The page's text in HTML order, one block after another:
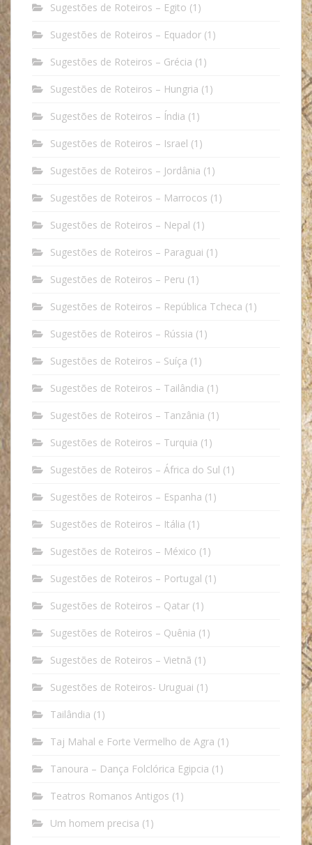
Sugestões de Roteiros – Egito (1)
Sugestões de Roteiros – Equador (1)
Sugestões de Roteiros – Grécia (1)
Sugestões de Roteiros – Hungria (1)
Sugestões de Roteiros – Índia (1)
Sugestões de Roteiros – Israel (1)
Sugestões de Roteiros – Jordânia (1)
Sugestões de Roteiros – Marrocos (1)
Sugestões de Roteiros – Nepal (1)
Sugestões de Roteiros – Paraguai (1)
Sugestões de Roteiros – Peru (1)
Sugestões de Roteiros – República Tcheca (1)
Sugestões de Roteiros – Rússia (1)
Sugestões de Roteiros – Suíça (1)
Sugestões de Roteiros – Tailândia (1)
Sugestões de Roteiros – Tanzânia (1)
Sugestões de Roteiros – Turquia (1)
Sugestões de Roteiros – África do Sul (1)
Sugestões de Roteiros – Espanha (1)
Sugestões de Roteiros – Itália (1)
Sugestões de Roteiros – México (1)
Sugestões de Roteiros – Portugal (1)
Sugestões de Roteiros – Qatar (1)
Sugestões de Roteiros – Quênia (1)
Sugestões de Roteiros – Vietnã (1)
Sugestões de Roteiros- Uruguai (1)
Tailândia (1)
Taj Mahal e Forte Vermelho de Agra (1)
Tanoura – Dança Folclórica Egipcia (1)
Teatros Romanos Antigos (1)
Um homem precisa (1)